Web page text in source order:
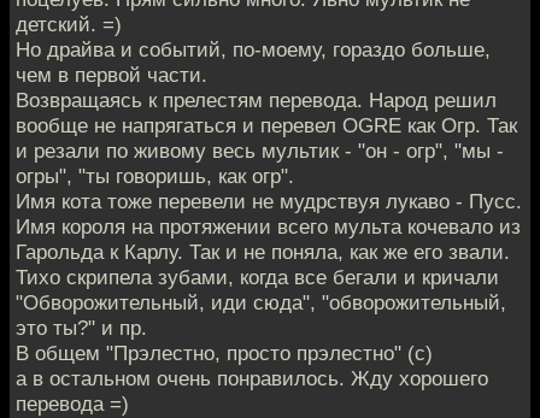
детский. =)
Но драйва и событий, по-моему, гораздо больше,
чем в первой части.
Возвращаясь к прелестям перевода. Народ решил
вообще не напрягаться и перевел OGRE как Огр. Так
и резали по живому весь мультик - "он - огр", "мы -
огры", "ты говоришь, как огр".
Имя кота тоже перевели не мудрствуя лукаво - Пусс.
Имя короля на протяжении всего мульта кочевало из
Гарольда к Карлу. Так и не поняла, как же его звали.
Тихо скрипела зубами, когда все бегали и кричали
"Обворожительный, иди сюда", "обворожительный,
это ты?" и пр.
В общем "Прэлестно, просто прэлестно" (с)
а в остальном очень понравилось. Жду хорошего
перевода =)